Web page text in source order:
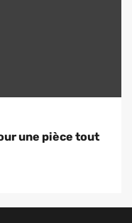
une pièce tout